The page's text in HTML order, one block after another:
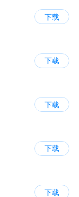
下载
下载
下载
下载
下载